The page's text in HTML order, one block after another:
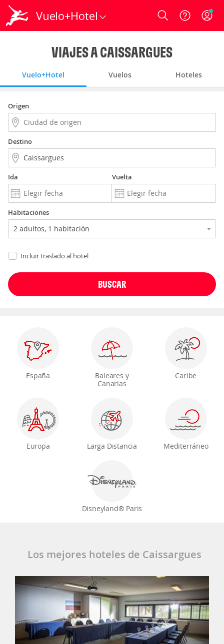
Vuelo+Hotel Login
VIAJES A CAISSARGUES
Vuelo+Hotel Vuelos Hoteles
Origen
Destino
Ida Vuelta
Habitaciones
Incluir traslado al hotel
España
Baleares y
Canarias
Caribe
Europa Larga Distancia Mediterráneo
Disneyland® Paris
Los mejores hoteles de Caissargues